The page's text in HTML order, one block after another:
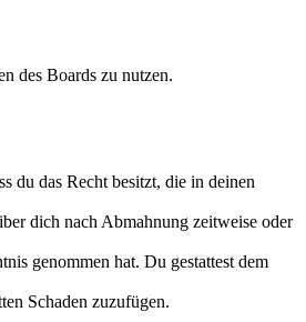
des Boards zu nutzen.
du das Recht besitzt, die in deinen
dich nach Abmahnung zeitweise oder
genommen hat. Du gestattest dem
Schaden zuzufügen.